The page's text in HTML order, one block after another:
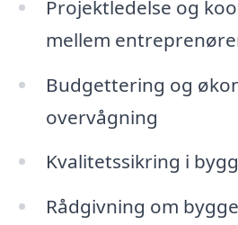
Projektledelse og
mellem
Budgettering og
overvågning
Kvalitetssikring i
Rådgivning om